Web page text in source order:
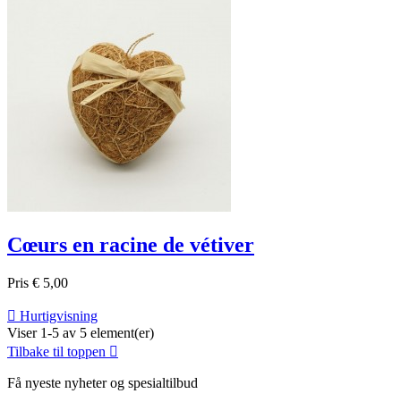
Cœurs en racine de vétiver
Pris € 5,00
 Hurtigvisning
Viser 1-5 av 5 element(er)
Tilbake til toppen 
Få nyeste nyheter og spesialtilbud